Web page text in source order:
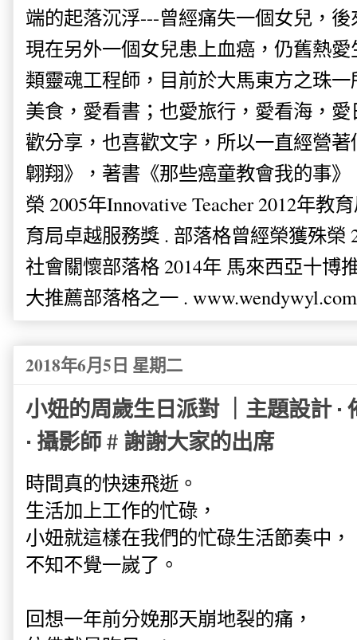
端的起落沉浮---曾經痛失一個女兒，
現在另外一個女兒患上血癌，仍舊熱
類靈魂工程師，目前於大馬東方之珠
美食，愛看書；也愛旅行，愛看海，
歡分享，也喜歡文字，所以一直經營
翺翔》，著書《那些癌童教會我的事
榮 2005年Innovative Teacher 2012年教
育局卓越服務獎 . 部落格曾經榮獲殊榮
社會關懷部落格 2014年 馬來西亞十博
大推薦部落格之一 . www.wendywyl.com
2018年6月5日 星期二
小妞的周歲生日派對 ｜主題設計 ·
· 攝影師 # 謝謝大家的出席
時間真的快速飛逝。
生活加上工作的忙碌，
小妞就這樣在我們的忙碌生活節奏中，
不知不覺一嵗了。
回想一年前分娩那天崩地裂的痛，